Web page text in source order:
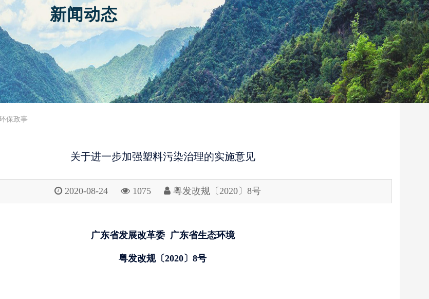
新闻动态
保政事
关于进一步加强塑料污染治理的实施意见
2020-08-24 1075 粤发改规〔2020〕8号
广东省发展改革委 广东省生态环境
粤发改规〔2020〕8号